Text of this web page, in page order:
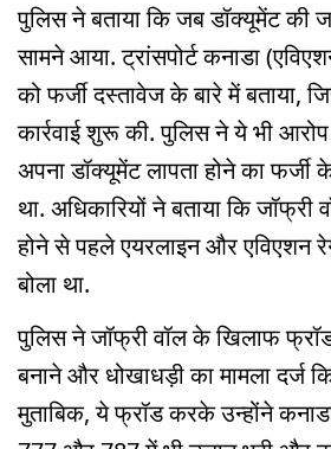
पुलिस ने बताया कि जब डॉक्यूमेंट की
सामने आया. ट्रांसपोर्ट कनाडा
को फर्जी दस्तावेज के बारे में बताया,
कार्रवाई शुरू की. पुलिस ने ये भी
अपना डॉक्यूमेंट लापता होने का फर्जी
था. अधिकारियों ने बताया कि जॉफ्री
होने से पहले एयरलाइन और एविएशन
बोला था.
पुलिस ने जॉफ्री वॉल के खिलाफ
बनाने और धोखाधड़ी का मामला दर्ज
मुताबिक, ये फ्रॉड करके उन्होंने